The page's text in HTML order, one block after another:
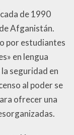
de 1990
Afganistán.
por estudiantes
en lengua
seguridad en
al poder se
ofrecer una